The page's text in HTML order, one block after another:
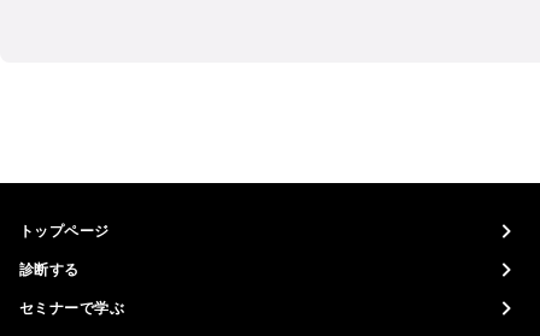
トップページ
診断する
セミナーで学ぶ